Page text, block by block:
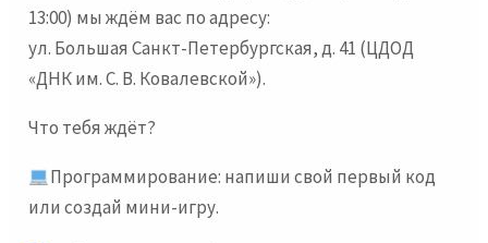
13:00) мы ждём вас по адресу:
ул. Большая Санкт-Петербургская, д. 41 (ЦДОД
«ДНК им. С. В. Ковалевской»).
Что тебя ждёт?
Программирование: напиши свой первый код
или создай мини-игру.